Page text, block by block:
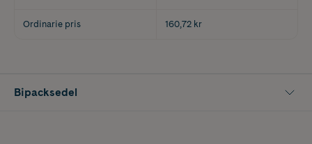
Ordinarie pris 160,72 kr
Bipacksedel